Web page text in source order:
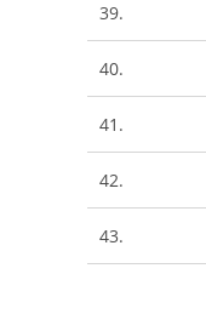
39.
40.
41.
42.
43.